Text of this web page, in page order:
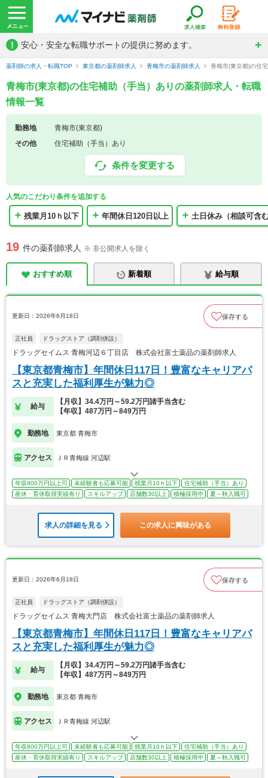
! 安心・安全な転職サポートの提供に努めます。
薬剤師の求人・転職TOP 東京都の薬剤師求人 青梅市の薬剤師求人 青梅市(東京都)の住
青梅市(東京都)の住宅補助（手当）ありの薬剤師求人・転職
情報一覧
勤務地
青梅市(東京都)
その他
住宅補助（手当）あり
条件を変更する
人気のこだわり条件を追加する
残業月10ｈ以下 年間休日120日以上 土日休み（相談可含
19 件の薬剤師求人 ※ 非公開求人を除く
おすすめ順 新着順 給与順
更新日：2026年6月18日 保存する
正社員 ドラッグストア（調剤併設）
ドラッグセイムス 青梅河辺６丁目店 株式会社富士薬品の薬剤師求人
【東京都青梅市】年間休日117日！豊富なキャリアパ
スと充実した福利厚生が魅力◎
給与
【月収】34.4万円～59.2万円諸手当含む
【年収】487万円～849万円
勤務地 東京都 青梅市
アクセス ＪＲ青梅線 河辺駅
年収800万円以上可 未経験者も応募可能 残業月10ｈ以下
住宅補助（手当）あり
産休・育休取得実績有り
スキルアップ 店舗数30以上 積極採用中 夏～秋入職可
求人の詳細を見る この求人に興味がある
更新日：2026年6月18日 保存する
正社員 ドラッグストア（調剤併設）
ドラッグセイムス 青梅大門店 株式会社富士薬品の薬剤師求人
【東京都青梅市】年間休日117日！豊富なキャリアパ
スと充実した福利厚生が魅力◎
給与
【月収】34.4万円～59.2万円諸手当含む
【年収】487万円～849万円
勤務地 東京都 青梅市
アクセス ＪＲ青梅線 河辺駅
年収800万円以上可 未経験者も応募可能 残業月10ｈ以下
住宅補助（手当）あり
産休・育休取得実績有り
スキルアップ 店舗数30以上 積極採用中 夏～秋入職可